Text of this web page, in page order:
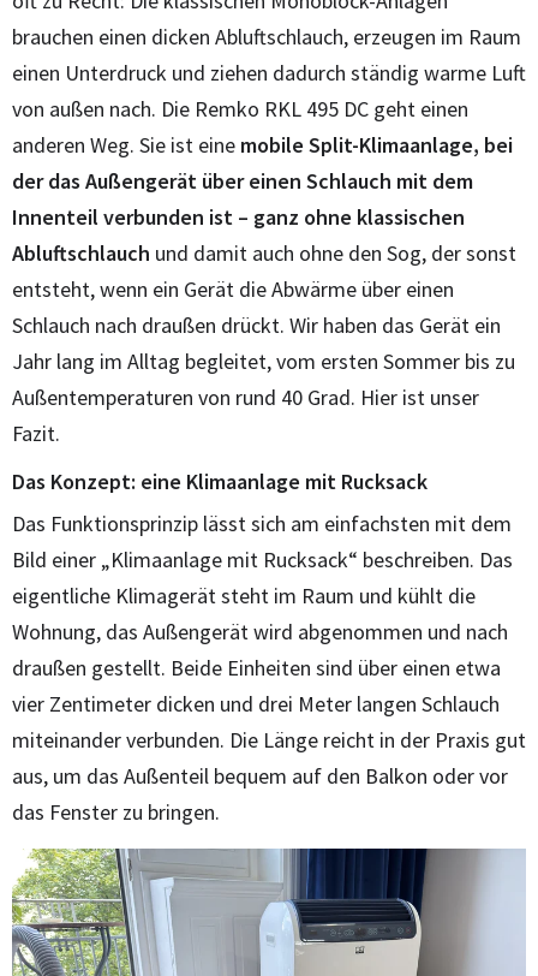
brauchen einen dicken Abluftschlauch, erzeugen im Raum
einen Unterdruck und ziehen dadurch ständig warme Luft
von außen nach. Die Remko RKL 495 DC geht einen
anderen Weg. Sie ist eine mobile Split-Klimaanlage, bei
der das Außengerät über einen Schlauch mit dem
Innenteil verbunden ist – ganz ohne klassischen
Abluftschlauch und damit auch ohne den Sog, der sonst
entsteht, wenn ein Gerät die Abwärme über einen
Schlauch nach draußen drückt. Wir haben das Gerät ein
Jahr lang im Alltag begleitet, vom ersten Sommer bis zu
Außentemperaturen von rund 40 Grad. Hier ist unser
Fazit.
Das Konzept: eine Klimaanlage mit Rucksack
Das Funktionsprinzip lässt sich am einfachsten mit dem
Bild einer „Klimaanlage mit Rucksack“ beschreiben. Das
eigentliche Klimagerät steht im Raum und kühlt die
Wohnung, das Außengerät wird abgenommen und nach
draußen gestellt. Beide Einheiten sind über einen etwa
vier Zentimeter dicken und drei Meter langen Schlauch
miteinander verbunden. Die Länge reicht in der Praxis gut
aus, um das Außenteil bequem auf den Balkon oder vor
das Fenster zu bringen.